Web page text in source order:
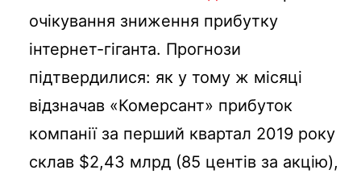
очікування зниження прибутку
інтернет-гіганта. Прогнози
підтвердилися: як у тому ж місяці
відзначав «Комерсант» прибуток
компанії за перший квартал 2019 року
склав $2,43 млрд (85 центів за акцію),